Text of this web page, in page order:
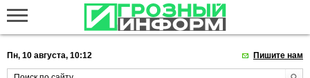
Пн, 10 августа, 10:12 Пишите нам